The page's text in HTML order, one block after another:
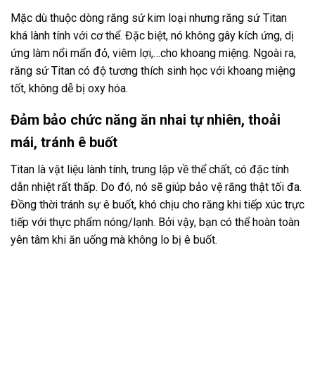
Mặc dù thuộc dòng răng sứ kim loại nhưng răng sứ Titan
khá lành tính với cơ thể. Đặc biệt, nó không gây kích ứng, dị
ứng làm nổi mẩn đỏ, viêm lợi,…cho khoang miệng. Ngoài ra,
răng sứ Titan có độ tương thích sinh học với khoang miệng
tốt, không dễ bị oxy hóa.
Đảm bảo chức năng ăn nhai tự nhiên, thoải
mái, tránh ê buốt
Titan là vật liệu lành tính, trung lập về thể chất, có đặc tính
dẫn nhiệt rất thấp. Do đó, nó sẽ giúp bảo vệ răng thật tối đa.
Đồng thời tránh sự ê buốt, khó chịu cho răng khi tiếp xúc trực
tiếp với thực phẩm nóng/lạnh. Bởi vậy, bạn có thể hoàn toàn
yên tâm khi ăn uống mà không lo bị ê buốt.